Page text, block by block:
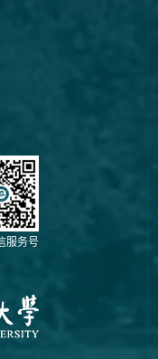
服务号